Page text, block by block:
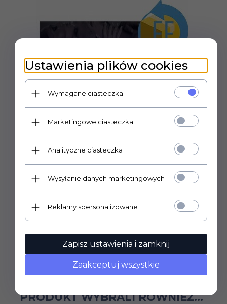
MIŁOSNE IGRASZKI GRA
PLANSZOWA DLA PAR
Prowadzimy wyłącznie sprzedaż hurtową.
Ceny widoczne po zalogowaniu.
PRODUKT WYBRALI RÓWNIEŻ...
Ustawienia plików cookies
Wymagane ciasteczka
Marketingowe ciasteczka
Analityczne ciasteczka
Wysyłanie danych marketingowych
Reklamy spersonalizowane
Zapisz ustawienia i zamknij
Zaakceptuj wszystkie